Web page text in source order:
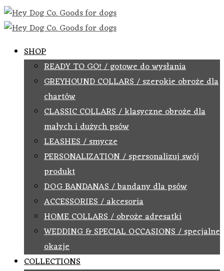
SHOP
READY TO GO! / gotowe do wysłania
GREYHOUND COLLARS / szerokie obroże dla
chartów
CLASSIC COLLARS / klasyczne obroże dla
małych i dużych psów
LEASHES / smycze
PERSONALIZATION / spersonalizuj swój
produkt
DOG BANDANAS / bandany dla psów
ACCESSORIES / akcesoria
HOME COLLARS / obroże adresatki
WEDDING & SPECIAL OCCASIONS / specjalne
okazje
COLLECTIONS